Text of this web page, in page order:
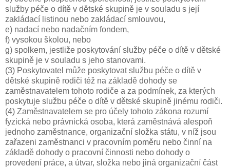
služby péče o dítě v dětské skupině je v souladu s její
zakládací listinou nebo zakládací smlouvou,
e) nadací nebo nadačním fondem,
f) vysokou školou, nebo
g) spolkem, jestliže poskytování služby péče o dítě v dětské
skupině je v souladu s jeho stanovami.
(3) Poskytovatel může poskytovat službu péče o dítě v
dětské skupině rodiči též na základě dohody se
zaměstnavatelem tohoto rodiče a za podmínek, za kterých
poskytuje službu péče o dítě v dětské skupině jinému rodiči.
(4) Zaměstnavatelem se pro účely tohoto zákona rozumí
fyzická nebo právnická osoba, která zaměstnává alespoň
jednoho zaměstnance, organizační složka státu, v níž jsou
zařazeni zaměstnanci v pracovním poměru nebo činní na
základě dohody o pracovní činnosti nebo dohody o
provedení práce, a útvar, složka nebo jiná organizační část